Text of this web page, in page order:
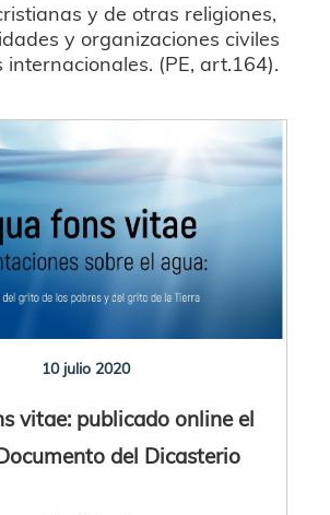
y de otras religiones,
y organizaciones civiles
(PE, art.164).
10 julio 2020
vitae: publicado online el
del Dicasterio